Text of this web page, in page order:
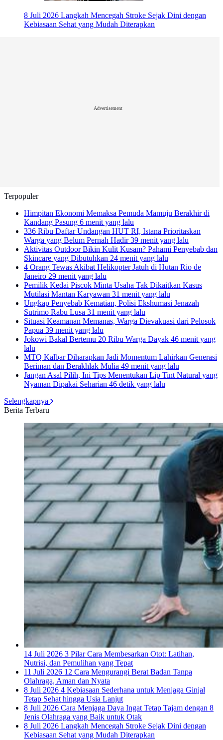
8 Juli 2026 Langkah Mencegah Stroke Sejak Dini dengan
Kebiasaan Sehat yang Mudah Diterapkan
Advertisement
Terpopuler
Himpitan Ekonomi Memaksa Pemuda Mamuju Berakhir di
Kandang Pasung 6 menit yang lalu
336 Ribu Daftar Undangan HUT RI, Istana Prioritaskan
Warga yang Belum Pernah Hadir39 menit yang lalu
Aktivitas Outdoor Bikin Kulit Kusam? Pahami Penyebab dan
Skincare yang Dibutuhkan 24 menit yang lalu
4 Orang Tewas Akibat Helikopter Jatuh di Hutan Rio de
Janeiro 29 menit yang lalu
Pemilik Kedai Piscok Minta Usaha Tak Dikaitkan Kasus
Mutilasi Mantan Karyawan 31 menit yang lalu
Ungkap Penyebab Kematian, Polisi Ekshumasi Jenazah
Sutrimo Rabu Lusa 31 menit yang lalu
Situasi Keamanan Memanas, Warga Dievakuasi dari Pelosok
Papua 39 menit yang lalu
Jokowi Bakal Bertemu 20 Ribu Warga Dayak 46 menit yang
lalu
MTQ Kalbar Diharapkan Jadi Momentum Lahirkan Generasi
Beriman dan Berakhlak Mulia 49 menit yang lalu
Jangan Asal Pilih, Ini Tips Menentukan Lip Tint Natural yang
Nyaman Dipakai Seharian 46 detik yang lalu
Selengkapnya
Berita Terbaru
14 Juli 2026 3 Pilar Cara Membesarkan Otot: Latihan,
Nutrisi, dan Pemulihan yang Tepat
11 Juli 2026 12 Cara Mengurangi Berat Badan Tanpa
Olahraga, Aman dan Nyata
8 Juli 2026 4 Kebiasaan Sederhana untuk Menjaga Ginjal
Tetap Sehat hingga Usia Lanjut
8 Juli 2026 Cara Menjaga Daya Ingat Tetap Tajam dengan 8
Jenis Olahraga yang Baik untuk Otak
8 Juli 2026 Langkah Mencegah Stroke Sejak Dini dengan
Kebiasaan Sehat yang Mudah Diterapkan